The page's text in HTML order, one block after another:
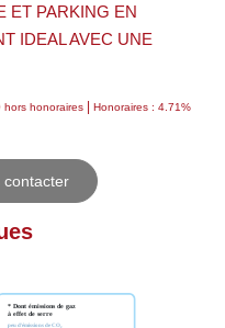
ET PARKING EN
IDEAL AVEC UNE
hors honoraires | Honoraires : 4.71%
contacter